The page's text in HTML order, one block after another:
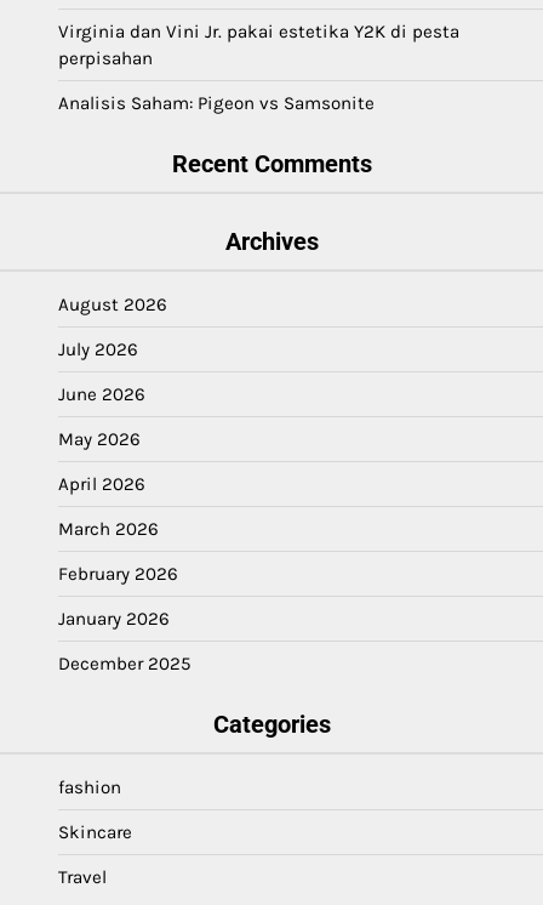
Virginia dan Vini Jr. pakai estetika Y2K di pesta
perpisahan
Analisis Saham: Pigeon vs Samsonite
Recent Comments
Archives
August 2026
July 2026
June 2026
May 2026
April 2026
March 2026
February 2026
January 2026
December 2025
Categories
fashion
Skincare
Travel